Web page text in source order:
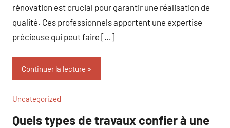
rénovation est crucial pour garantir une réalisation de
qualité. Ces professionnels apportent une expertise
précieuse qui peut faire […]
Continuer la lecture
Uncategorized
Quels types de travaux confier à une